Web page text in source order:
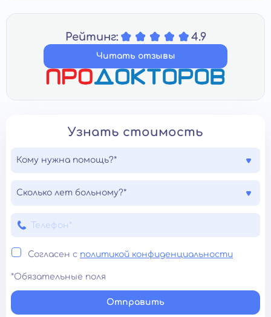
Рейтинг: 4.9
Читать отзывы
Узнать стоимость
Кому нужна помощь?*
Сколько лет больному?*
Согласен с политикой конфиденциальности
*Обязательные поля
Отправить